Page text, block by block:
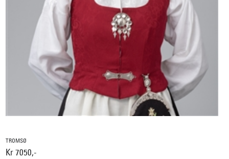
TROMSØ
Kr 7050,-